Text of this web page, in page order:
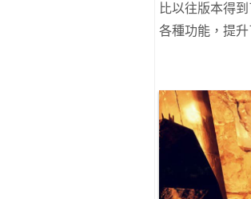
比以往版本得
各種功能，提升